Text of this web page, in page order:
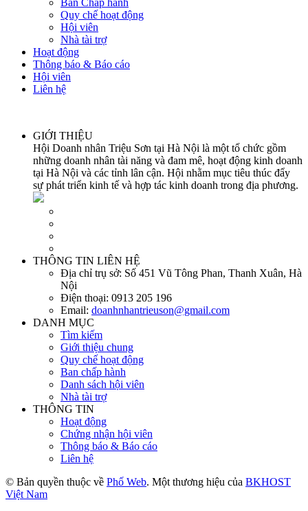
Ban Chấp hành
Quy chế hoạt động
Hội viên
Nhà tài trợ
Hoạt động
Thông báo & Báo cáo
Hội viên
Liên hệ
GIỚI THIỆU
Hội Doanh nhân Triệu Sơn tại Hà Nội là một tổ chức gồm
những doanh nhân tài năng và đam mê, hoạt động kinh doanh
tại Hà Nội và các tỉnh lân cận. Hội nhằm mục tiêu thúc đẩy
sự phát triển kinh tế và hợp tác kinh doanh trong địa phương.
THÔNG TIN LIÊN HỆ
Địa chỉ trụ sở: Số 451 Vũ Tông Phan, Thanh Xuân, Hà
Nội
Điện thoại: 0913 205 196
Email: doanhnhantrieuson@gmail.com
DANH MỤC
Tìm kiếm
Giới thiệu chung
Quy chế hoạt động
Ban chấp hành
Danh sách hội viên
Nhà tài trợ
THÔNG TIN
Hoạt động
Chứng nhận hội viên
Thông báo & Báo cáo
Liên hệ
© Bản quyền thuộc về Phố Web. Một thương hiệu của BKHOST
Việt Nam